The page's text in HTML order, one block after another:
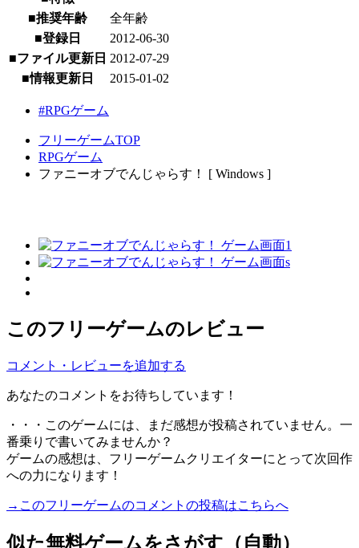
■推奨年齢
全年齢
■登録日
2012-06-30
■ファイル更新日 2012-07-29
■情報更新日
2015-01-02
#RPGゲーム
フリーゲームTOP
RPGゲーム
ファニーオブでんじゃらす！ [ Windows ]
このフリーゲームのレビュー
コメント・レビューを追加する
あなたのコメントをお待ちしています！
・・・このゲームには、まだ感想が投稿されていません。一
番乗りで書いてみませんか？
ゲームの感想は、フリーゲームクリエイターにとって次回作
への力になります！
→このフリーゲームのコメントの投稿はこちらへ
似た無料ゲームをさがす（自動）